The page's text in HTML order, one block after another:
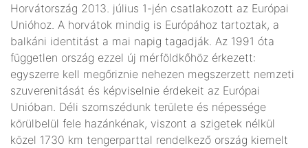
Horvátország 2013. július 1-jén csatlakozott az Európai
Unióhoz. A horvátok mindig is Európához tartoztak, a
balkáni identitást a mai napig tagadják. Az 1991 óta
független ország ezzel új mérföldkőhöz érkezett:
egyszerre kell megőriznie nehezen megszerzett nemzeti
szuverenitását és képviselnie érdekeit az Európai
Unióban. Déli szomszédunk területe és népessége
körülbelül fele hazánkénak, viszont a szigetek nélkül
közel 1730 km tengerparttal rendelkező ország kiemelt